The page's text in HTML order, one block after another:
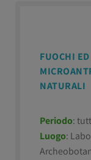
FUOCHI
NATURALI
Periodo:
Luogo: